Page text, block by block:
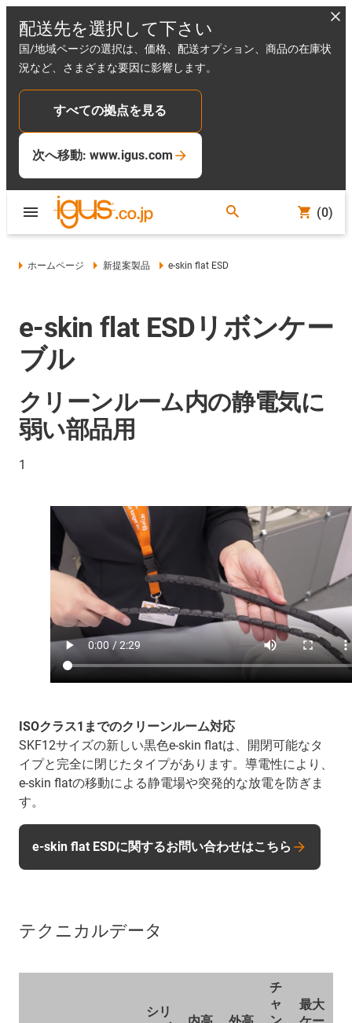
配送先を選択して下さい
国/地域ページの選択は、価格、配送オプション、商品の在庫状
況など、さまざまな要因に影響します。
すべての拠点を見る
次へ移動: www.igus.com
(0)
ホームページ 新提案製品 e-skin flat ESD
e-skin flat ESDリボンケー
ブル
クリーンルーム内の静電気に
弱い部品用
1
ISOクラス1までのクリーンルーム対応
SKF12サイズの新しい黒色e-skin flatは、開閉可能なタ
イプと完全に閉じたタイプがあります。導電性により、
e-skin flatの移動による静電場や突発的な放電を防ぎま
す。
e-skin flat ESDに関するお問い合わせはこちら
テクニカルデータ
シリ
チ
ャ
最大